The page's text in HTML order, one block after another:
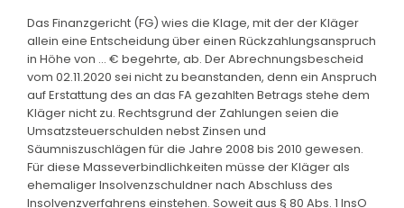
Das Finanzgericht (FG) wies die Klage, mit der der Kläger
allein eine Entscheidung über einen Rückzahlungsanspruch
in Höhe von ... € begehrte, ab. Der Abrechnungsbescheid
vom 02.11.2020 sei nicht zu beanstanden, denn ein Anspruch
auf Erstattung des an das FA gezahlten Betrags stehe dem
Kläger nicht zu. Rechtsgrund der Zahlungen seien die
Umsatzsteuerschulden nebst Zinsen und
Säumniszuschlägen für die Jahre 2008 bis 2010 gewesen.
Für diese Masseverbindlichkeiten müsse der Kläger als
ehemaliger Insolvenzschuldner nach Abschluss des
Insolvenzverfahrens einstehen. Soweit aus § 80 Abs. 1 InsO